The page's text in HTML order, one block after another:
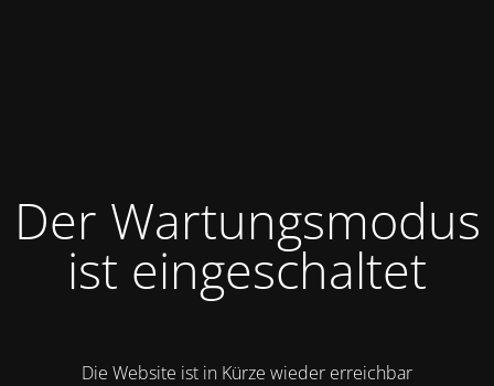
Der Wartungsmodus
ist eingeschaltet
Die Website ist in Kürze wieder erreichbar